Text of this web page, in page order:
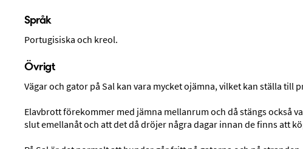
Språk
Portugisiska och kreol.
Övrigt
Vägar och gator på Sal kan vara mycket ojämna, vilket kan ställa till
Elavbrott förekommer med jämna mellanrum och då stängs också
slut emellanåt och att det då dröjer några dagar innan de finns att